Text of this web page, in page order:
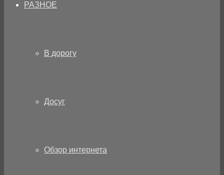
РАЗНОЕ
В дорогу
Досуг
Обзор интернета